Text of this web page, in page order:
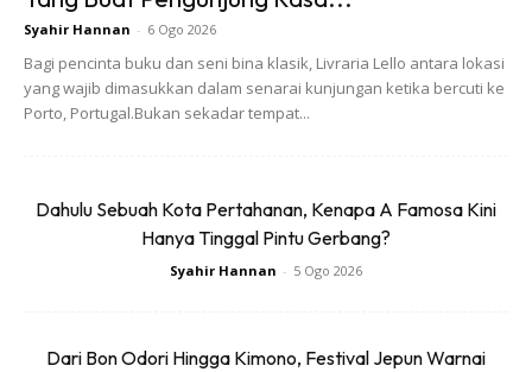
Syahir Hannan - 6 Ogo 2026
Bagi pencinta buku dan seni bina klasik, Livraria Lello antara lokasi
yang wajib dimasukkan dalam senarai kunjungan ketika bercuti ke
Porto, Portugal.Bukan sekadar tempat...
Dahulu Sebuah Kota Pertahanan, Kenapa A Famosa Kini
Hanya Tinggal Pintu Gerbang?
Syahir Hannan - 5 Ogo 2026
Dari Bon Odori Hingga Kimono, Festival Jepun Warnai